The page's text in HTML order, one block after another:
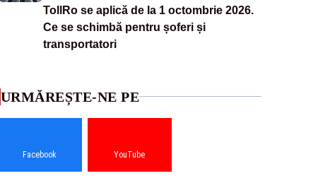
TollRo se aplică de la 1 octombrie 2026.
Ce se schimbă pentru șoferi și
transportatori
URMĂREȘTE-NE PE
Facebook YouTube